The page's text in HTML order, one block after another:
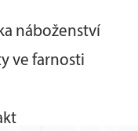
náboženství
ve farnosti